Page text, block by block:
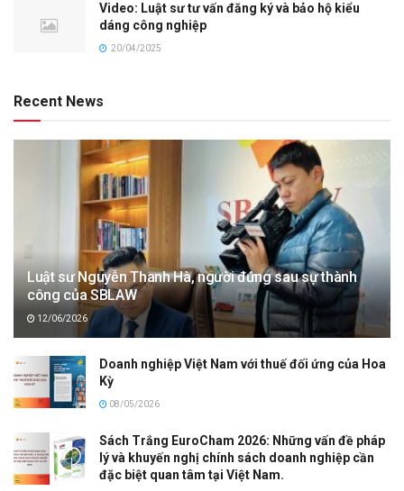
Video: Luật sư tư vấn đăng ký và bảo hộ kiểu
dáng công nghiệp
20/04/2025
Recent News
Luật sư Nguyễn Thanh Hà, người đứng sau sự thành
công của SBLAW
12/06/2026
Doanh nghiệp Việt Nam với thuế đối ứng của Hoa
Kỳ
08/05/2026
Sách Trắng EuroCham 2026: Những vấn đề pháp
lý và khuyến nghị chính sách doanh nghiệp cần
đặc biệt quan tâm tại Việt Nam.